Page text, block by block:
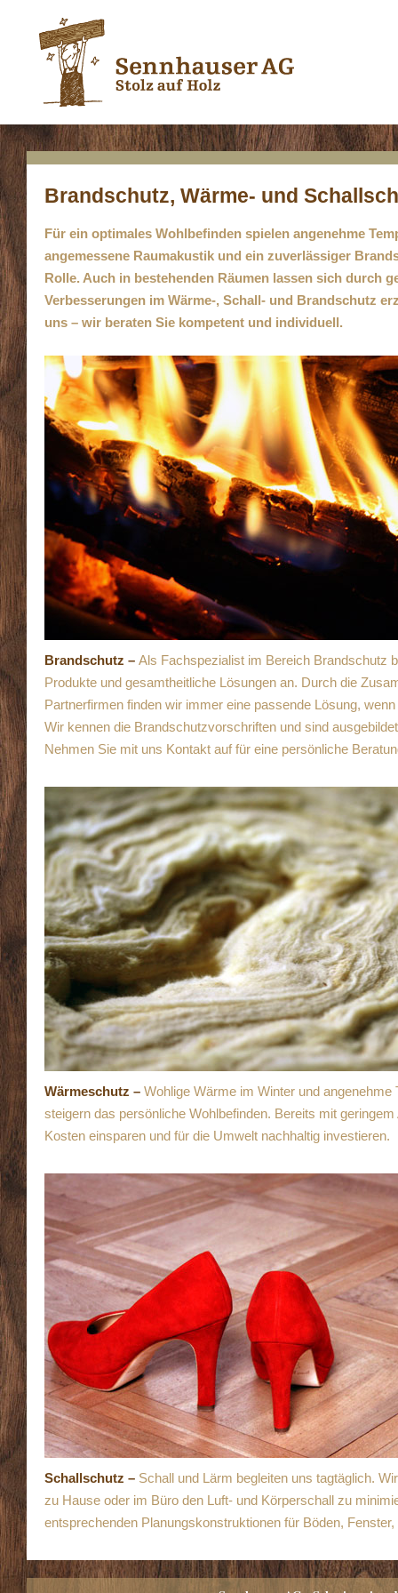
Brandschutz, Wärme- und
Für ein optimales Wohlbefinden spielen angenehme
angemessene Raumakustik und ein zuverlässiger
Rolle. Auch in bestehenden Räumen lassen sich durch
Verbesserungen im Wärme-, Schall- und Brandschutz
uns – wir beraten Sie kompetent und individuell.
Brandschutz – Als Fachspezialist im Bereich Brandschutz
Produkte und gesamtheitliche Lösungen an. Durch die
Partnerfirmen finden wir immer eine passende Lösung,
Wir kennen die Brandschutzvorschriften und sind
Nehmen Sie mit uns Kontakt auf für eine persönliche
Wärmeschutz – Wohlige Wärme im Winter und
steigern das persönliche Wohlbefinden. Bereits mit
Kosten einsparen und für die Umwelt nachhaltig investieren.
Schallschutz – Schall und Lärm begleiten uns tagtäglich.
zu Hause oder im Büro den Luft- und Körperschall zu
entsprechenden Planungskonstruktionen für Böden,